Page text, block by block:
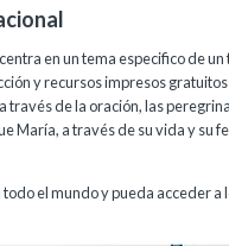
en un tema especifico de
y recursos impresos
de la oración, las
María, a través de su vida y su
todo el mundo y pueda acceder a